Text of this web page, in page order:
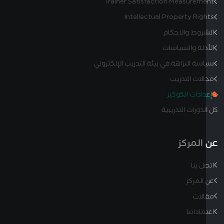
Intellectual Property
والاحكام
والسياسات
النزاهة في بيئة التدريب الإلكتروني
التدريب
الكوكيز
التدريبية
بنا